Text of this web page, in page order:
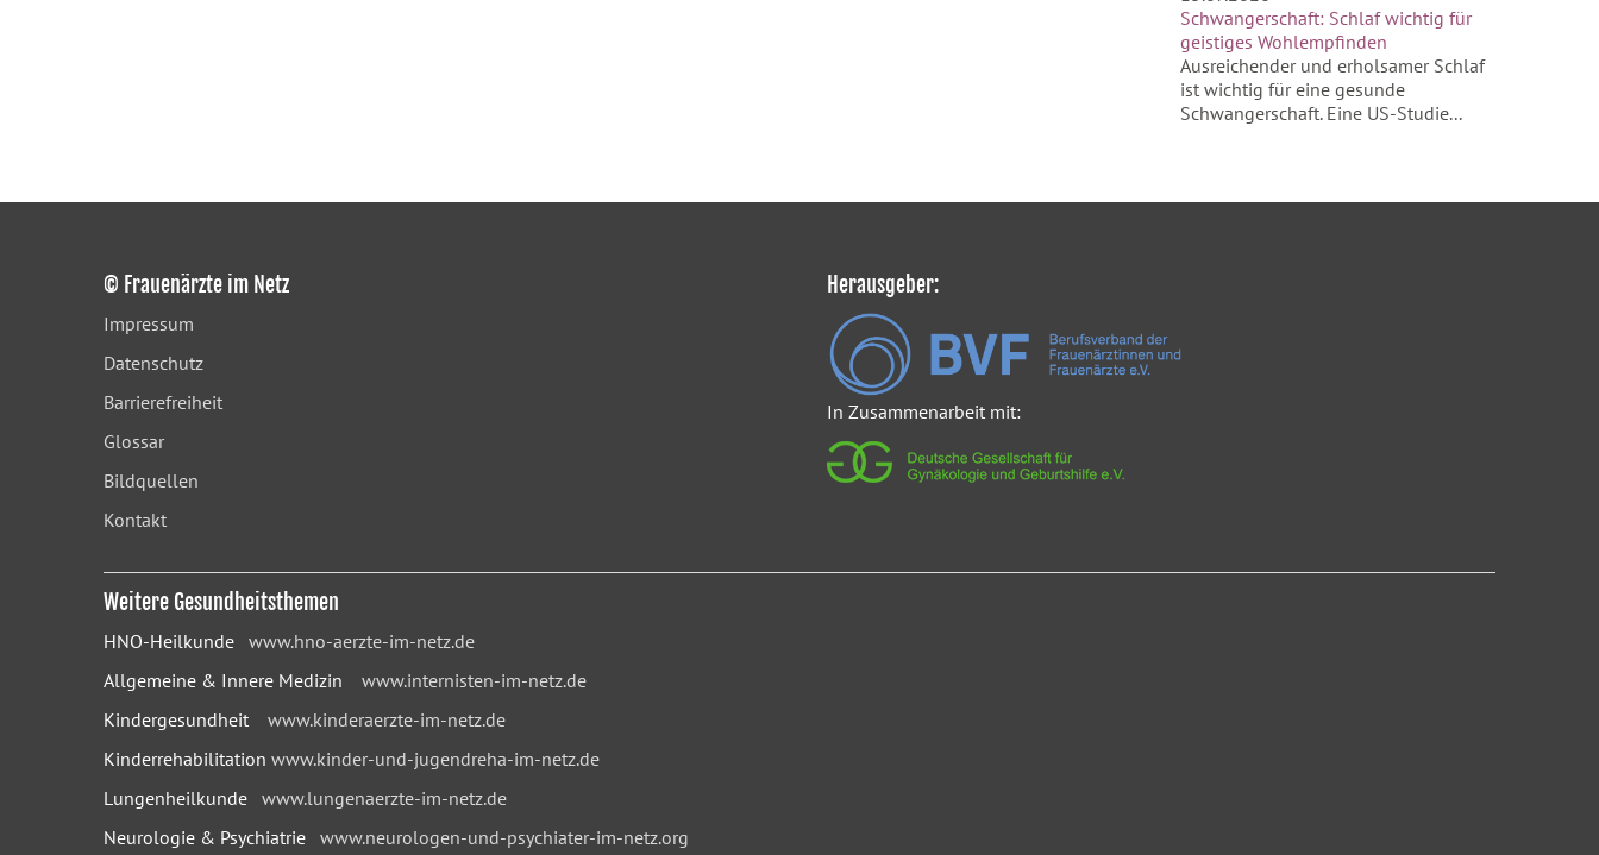
Schwangerschaft: Schlaf wichtig für
geistiges Wohlempfinden
Ausreichender und erholsamer Schlaf
ist wichtig für eine gesunde
Schwangerschaft. Eine US-Studie...
© Frauenärzte im Netz
Impressum
Datenschutz
Barrierefreiheit
Glossar
Bildquellen
Kontakt
Herausgeber:
In Zusammenarbeit mit:
Weitere Gesundheitsthemen
HNO-Heilkunde www.hno-aerzte-im-netz.de
Allgemeine & Innere Medizin www.internisten-im-netz.de
Kindergesundheit www.kinderaerzte-im-netz.de
Kinderrehabilitation www.kinder-und-jugendreha-im-netz.de
Lungenheilkunde www.lungenaerzte-im-netz.de
Neurologie & Psychiatrie www.neurologen-und-psychiater-im-netz.org